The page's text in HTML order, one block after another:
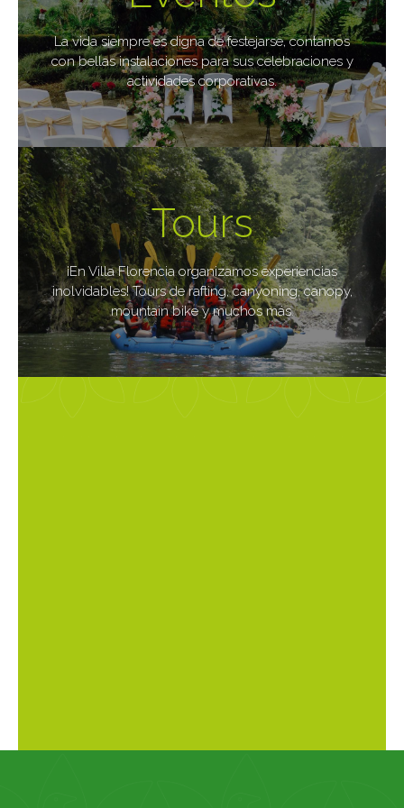
La vida siempre es digna de festejarse, contamos
con bellas instalaciones para sus celebraciones y
actividades corporativas.
Le asistimos en la planificación y desarrollo de su
evento o actividad
Ver más
Tours
¡En Villa Florencia organizamos experiencias
inolvidables! Tours de rafting, canyoning, canopy,
mountain bike y muchos más.
Contáctenos
¿Deseas diversión y aventura?
Ver más